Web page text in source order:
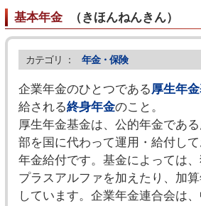
基本年金（きほんねんきん）
カテゴリ ： 年金・保険
企業年金のひとつである厚生年
給される終身年金のこと。
厚生年金基金は、公的年金であ
部を国に代わって運用・給付し
年金給付です。基金によっては
プラスアルファを加えたり、加
しています。企業年金連合会は